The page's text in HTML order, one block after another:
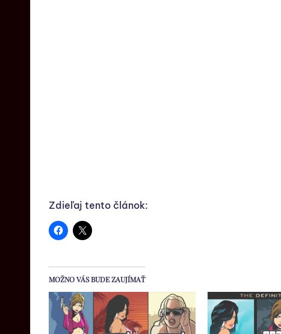
Zdieľaj tento článok:
MOŽNO VÁS BUDE ZAUJÍMAŤ